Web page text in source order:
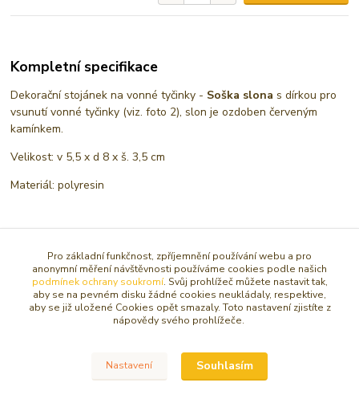
Kompletní specifikace
Dekorační stojánek na vonné tyčinky - Soška slona s dírkou pro
vsunutí vonné tyčinky (viz. foto 2), slon je ozdoben červeným
kamínkem.
Velikost: v 5,5 x d 8 x š. 3,5 cm
Materiál: polyresin
STOJÁNKY NA VONNÉ TYČINKY
SOŠKY, SOCHY, FIGURKY
Pro základní funkčnost, zpříjemnění používání webu a pro
anonymní měření návštěvnosti používáme cookies podle našich
podmínek ochrany soukromí. Svůj prohlížeč můžete nastavit tak,
aby se na pevném disku žádné cookies neukládaly, respektive,
aby se již uložené Cookies opět smazaly. Toto nastavení zjistíte z
nápovědy svého prohlížeče.
Nastavení Souhlasím